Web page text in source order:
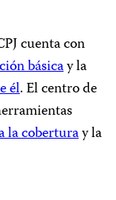
cuenta con
básicay la
él. El centro de
la coberturay la